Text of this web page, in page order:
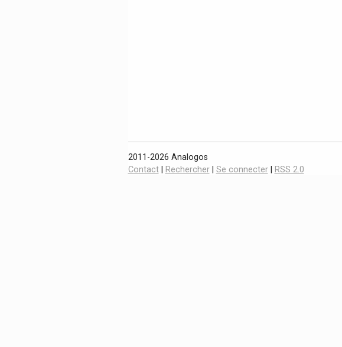
2011-2026 Analogos
Contact| Rechercher| Se connecter| RSS 2.0